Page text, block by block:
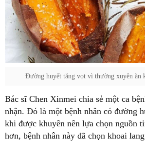
Đường huyết tăng vọt vì thường xuyên ăn
Bác sĩ Chen Xinmei chia sẻ một ca
nhận. Đó là một bệnh nhân có đường
khi được khuyên nên lựa chọn nguồn
hơn, bệnh nhân này đã chọn khoai